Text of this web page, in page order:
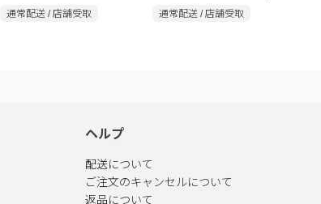
きタイプ 6mm×15m CT-
YA6
通常配送 / 店舗受取
ノ・ブルー・パープ
通常配送 / 店舗受取
ヘルプ
配送について
ご注文のキャンセルについて
返品について